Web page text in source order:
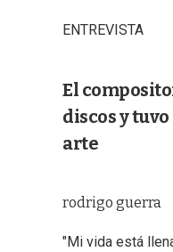
ENTREVISTA
El
discos y
arte
rodrigo guerra
"Mi vida está